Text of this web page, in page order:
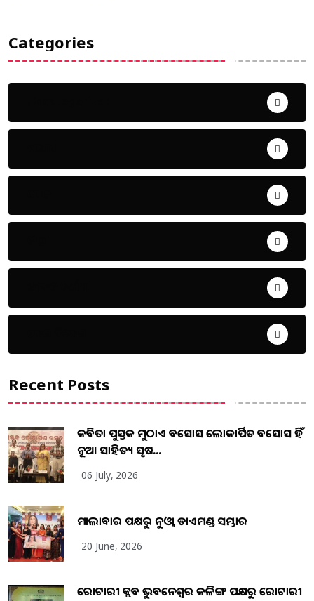
Categories
Recent Posts
କବିତା ପୁସ୍ତକ ମୁଠାଏ ଅବସୋସ ଲୋକାର୍ପିତ ଅବସୋସ ହିଁ
ନୂଆ ସାହିତ୍ୟ ସୃଷ...
06 July, 2026
ମାଲାବାର ପକ୍ଷରୁ ନୁଓ୍ବା ଡାଏମଣ୍ଡ ସମ୍ଭାର
20 June, 2026
ରୋଟାରୀ କ୍ଲବ ଭୁବନେଶ୍ୱର କଳିଙ୍ଗ ପକ୍ଷରୁ ରୋଟାରୀ